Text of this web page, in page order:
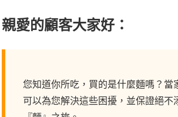
親愛的顧客大家好：
您知道你所吃，買的是什麼麵嗎？
可以為您解決這些困擾，並保證絕